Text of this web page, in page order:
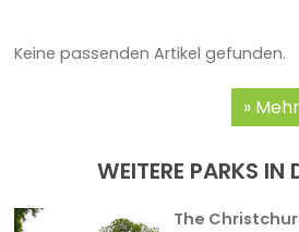
Keine passenden Artikel gefunden.
WEITERE PARKS IN
The